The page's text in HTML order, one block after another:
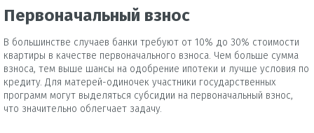
Первоначальный взнос
В большинстве случаев банки требуют от 10% до 30% стоимости
квартиры в качестве первоначального взноса. Чем больше сумма
взноса, тем выше шансы на одобрение ипотеки и лучше условия по
кредиту. Для матерей-одиночек участники государственных
программ могут выделяться субсидии на первоначальный взнос,
что значительно облегчает задачу.